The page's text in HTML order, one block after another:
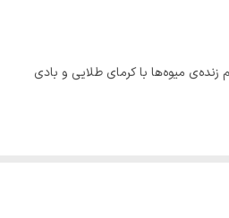
میوه‌ها با کرمای طلایی و بادی